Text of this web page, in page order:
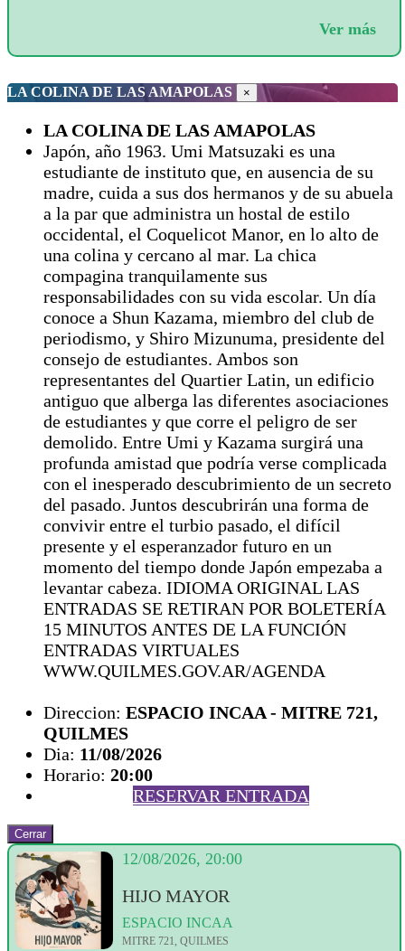
Ver más
LA COLINA DE LAS AMAPOLAS ×
LA COLINA DE LAS AMAPOLAS
Japón, año 1963. Umi Matsuzaki es una
estudiante de instituto que, en ausencia de su
madre, cuida a sus dos hermanos y de su abuela
a la par que administra un hostal de estilo
occidental, el Coquelicot Manor, en lo alto de
una colina y cercano al mar. La chica
compagina tranquilamente sus
responsabilidades con su vida escolar. Un día
conoce a Shun Kazama, miembro del club de
periodismo, y Shiro Mizunuma, presidente del
consejo de estudiantes. Ambos son
representantes del Quartier Latin, un edificio
antiguo que alberga las diferentes asociaciones
de estudiantes y que corre el peligro de ser
demolido. Entre Umi y Kazama surgirá una
profunda amistad que podría verse complicada
con el inesperado descubrimiento de un secreto
del pasado. Juntos descubrirán una forma de
convivir entre el turbio pasado, el difícil
presente y el esperanzador futuro en un
momento del tiempo donde Japón empezaba a
levantar cabeza. IDIOMA ORIGINAL LAS
ENTRADAS SE RETIRAN POR BOLETERÍA
15 MINUTOS ANTES DE LA FUNCIÓN
ENTRADAS VIRTUALES
WWW.QUILMES.GOV.AR/AGENDA
Direccion: ESPACIO INCAA - MITRE 721,
QUILMES
Dia: 11/08/2026
Horario: 20:00
RESERVAR ENTRADA
Cerrar
12/08/2026, 20:00
HIJO MAYOR
ESPACIO INCAA
MITRE 721, QUILMES